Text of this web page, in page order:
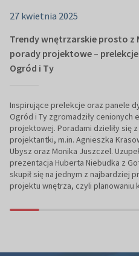
27 kwietnia 2025
Trendy wnętrzarskie prosto z
porady projektowe –
Ogród i Ty
Inspirujące prelekcje oraz panele
Ogród i Ty zgromadziły
projektowej. Poradami dzieliły się
projektantki, m.in. Agnieszka
Ubysz oraz Monika Juszczel.
prezentacja Huberta Niebudka z
skupił się na jednym z najbardziej
projektu wnętrza, czyli